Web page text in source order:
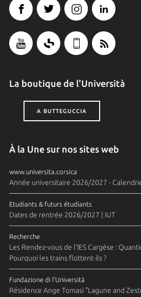
La boutique de l'Università
A BUTTEGUCCIA
À la Une sur nos sites web
www.universita.corsica
Année universitaire 2026/2027 -
Etudiants & futurs étudiants
Dates de rentrée 2026/2027 | IUT
Recherche
Les Rendez-vous de l'IES Cargèse :
Pourquoi les trains flottent-ils ?
Fundazione di l'Università
Résidence Ange Tomasi "Lagune and